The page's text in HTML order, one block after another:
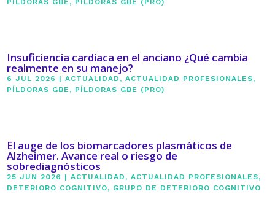
PÍLDORAS GBE , PÍLDORAS GBE (PRO)
Insuficiencia cardiaca en el anciano ¿Qué cambia
realmente en su manejo?
6 JUL 2026 |ACTUALIDAD ,ACTUALIDAD PROFESIONALES,
PÍLDORAS GBE , PÍLDORAS GBE (PRO)
El auge de los biomarcadores plasmáticos de
Alzheimer. Avance real o riesgo de
sobrediagnósticos
25 JUN 2026 |ACTUALIDAD ,ACTUALIDAD PROFESIONALES,
DETERIORO COGNITIVO, GRUPO DE DETERIORO COGNITIVO